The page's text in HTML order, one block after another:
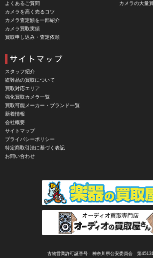
CBL Lens（シービーエル）
CHINON（チノン）
CHIYOCA 千代田商会（ちよだしょうかい）
CIESTA（シエスタ）
Cineroid（シネロイド）
CINEVATE （シネベート）
CIRO （シロ）
CLARUS（クラルス）
Clay Smith（クレイスミス）
COMET（コメット）
Corfield（コーフィールド）
COSINA（コシナ）
COSMOS（コスモスインターナショナル）
COTTA（コッタ）
よくあるご質問
カメラを高く売るコツ
カメラ査定額を一部紹介
カメラ買取実績
買取申し込み・査定依頼
カメラの大量
スタッフ紹介
盗難品の買取について
買取対応エリア
強化買取カメラ一覧
買取可能メーカー・ブランド一覧
新着情報
会社概要
サイトマップ
プライバシーポリシー
特定商取引法に基づく表記
お問い合わせ
古物営業許可証番号：神奈川県公安委員会 第